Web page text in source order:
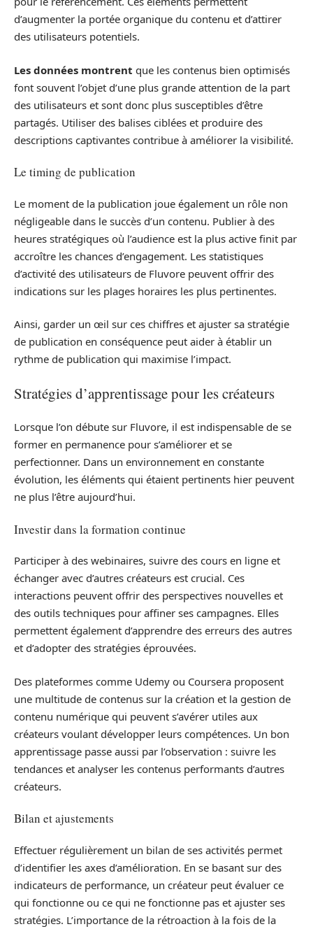
d’augmenter la portée organique du contenu et d’attirer
des utilisateurs potentiels.
Les données montrent que les contenus bien optimisés
font souvent l’objet d’une plus grande attention de la part
des utilisateurs et sont donc plus susceptibles d’être
partagés. Utiliser des balises ciblées et produire des
descriptions captivantes contribue à améliorer la visibilité.
Le timing de publication
Le moment de la publication joue également un rôle non
négligeable dans le succès d’un contenu. Publier à des
heures stratégiques où l’audience est la plus active finit par
accroître les chances d’engagement. Les statistiques
d’activité des utilisateurs de Fluvore peuvent offrir des
indications sur les plages horaires les plus pertinentes.
Ainsi, garder un œil sur ces chiffres et ajuster sa stratégie
de publication en conséquence peut aider à établir un
rythme de publication qui maximise l’impact.
Stratégies d’apprentissage pour les créateurs
Lorsque l’on débute sur Fluvore, il est indispensable de se
former en permanence pour s’améliorer et se
perfectionner. Dans un environnement en constante
évolution, les éléments qui étaient pertinents hier peuvent
ne plus l’être aujourd’hui.
Investir dans la formation continue
Participer à des webinaires, suivre des cours en ligne et
échanger avec d’autres créateurs est crucial. Ces
interactions peuvent offrir des perspectives nouvelles et
des outils techniques pour affiner ses campagnes. Elles
permettent également d’apprendre des erreurs des autres
et d’adopter des stratégies éprouvées.
Des plateformes comme Udemy ou Coursera proposent
une multitude de contenus sur la création et la gestion de
contenu numérique qui peuvent s’avérer utiles aux
créateurs voulant développer leurs compétences. Un bon
apprentissage passe aussi par l’observation : suivre les
tendances et analyser les contenus performants d’autres
créateurs.
Bilan et ajustements
Effectuer régulièrement un bilan de ses activités permet
d’identifier les axes d’amélioration. En se basant sur des
indicateurs de performance, un créateur peut évaluer ce
qui fonctionne ou ce qui ne fonctionne pas et ajuster ses
stratégies. L’importance de la rétroaction à la fois de la